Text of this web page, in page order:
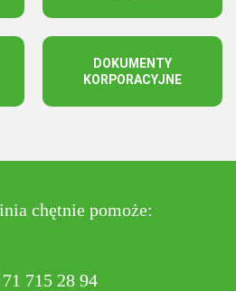
DOKUMENTY
KORPORACYJNE
chętnie pomoże:
715 28 94